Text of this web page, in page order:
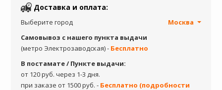
Доставка и оплата:
Выберите город
Москва
Самовывоз с нашего пункта выдачи
(метро Электрозаводская) - Бесплатно
В постамате / Пункте выдачи:
от 120 руб. через 1-3 дня.
при заказе от 1500 руб. - Бесплатно (подробности